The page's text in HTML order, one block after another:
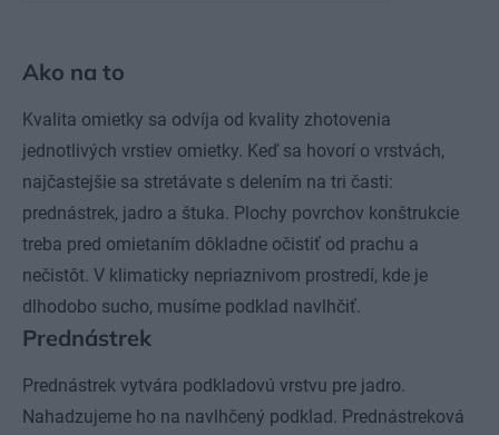
Ako na to
Kvalita omietky sa odvíja od kvality zhotovenia
jednotlivých vrstiev omietky. Keď sa hovorí o vrstvách,
najčastejšie sa stretávate s delením na tri časti:
prednástrek, jadro a štuka. Plochy povrchov konštrukcie
treba pred omietaním dôkladne očistiť od prachu a
nečistôt. V klimaticky nepriaznivom prostredí, kde je
dlhodobo sucho, musíme podklad navlhčiť.
Prednástrek
Prednástrek vytvára podkladovú vrstvu pre jadro.
Nahadzujeme ho na navlhčený podklad. Prednástreková